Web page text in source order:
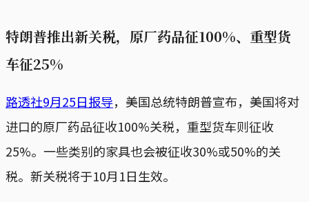
特朗普推出新关税，原厂药品征100%、重型货
车征25%
路透社9月25日报导，美国总统特朗普宣布，美国将对
进口的原厂药品征收100%关税，重型货车则征收
25%。一些类别的家具也会被征收30%或50%的关
税。新关税将于10月1日生效。